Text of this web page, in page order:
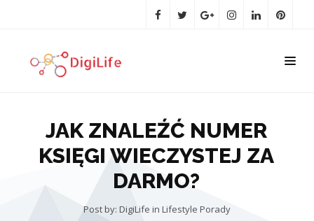
JAK ZNALEŹĆ NUMER
KSIĘGI WIECZYSTEJ ZA
DARMO?
Post by: DigiLife in Lifestyle Porady